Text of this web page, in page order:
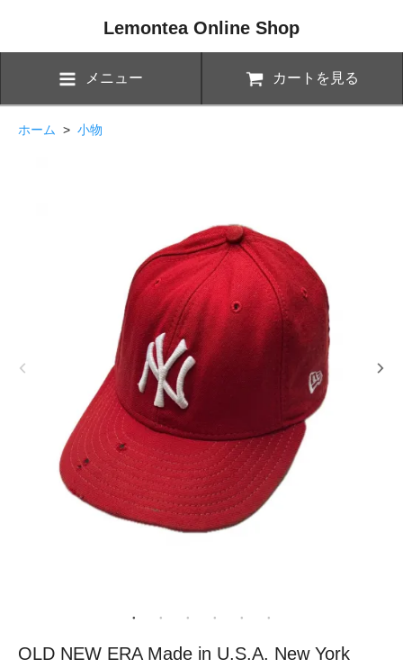
Lemontea Online Shop
メニュー カートを見る
ホーム > 小物
OLD NEW ERA Made in U.S.A. New York